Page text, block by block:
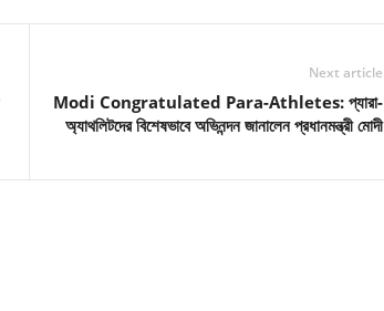
Next article
Modi Congratulated Para-Athletes: প্যারা-
অ্যাথলিটদের বিশেষভাবে অভিনন্দন জানালেন প্রধানমন্ত্রী মোদী